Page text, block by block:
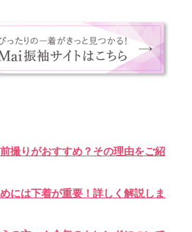
撮りがおすすめ？その理由をご紹
には下着が重要！詳しく解説しま